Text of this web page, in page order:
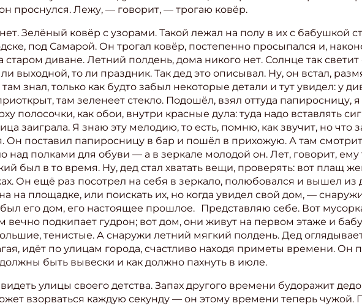
проснулся. Лежу, — говорит, — трогаю ковёр.
Зелёный ковёр с узорами. Такой лежал на полу в их с бабушкой
под Самарой. Он трогал ковёр, постепенно просыпался и,
старом диване. Летний полдень, дома никого нет. Солнце так светит
выходной, то ли праздник. Так дед это описывал. Ну, он встал,
знал, только как будто забыл некоторые детали и тут увидел: у
там зеленеет стекло. Подошёл, взял оттуда папиросницу,
полосочки, как обои, внутри красные дула: туда надо вставлять
заиграла. Я знаю эту мелодию, то есть, помню, как звучит, но что
Он поставил папиросницу в бар и пошёл в прихожую. А там
над полками для обуви — а в зеркале молодой он. Лет, говорит, ему
был в то время. Ну, дед стал хватать вещи, проверять: вот плащ
Он ещё раз посотрел на себя в зеркало, полюбовался и вышел из
на площадке, или поискать их, но когда увидел свой дом, —
его дом, его настоящее прошлое. Представляю себе. Вот
вечно подкипает гудрон; вот дом, они живут на первом этаже и
тенистые. А снаружи летний мягкий полдень. Дед
идёт по улицам города, счастливо находя приметы времени. Он
быть вывески и как должно пахнуть в июле.
улицы своего детства. Запах другого времени будоражит
взорваться каждую секунду — он этому времени теперь